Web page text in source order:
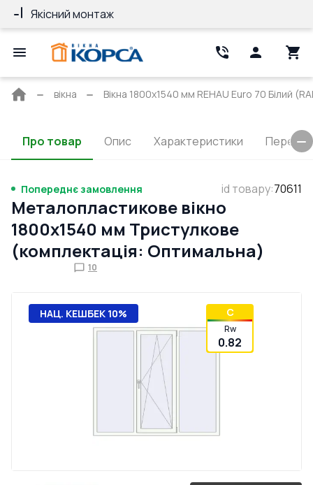
Якісний монтаж
Головна
вікна Вікна 1800x1540 мм REHAU Euro 70 Білий
Про товар Опис Характеристики
Попереднє замовлення id товару:70611
Металопластикове вікно
1800x1540 мм Тристулкове
(комплектація: Оптимальна)
10
НАЦ. КЕШБЕК 10% C
Rw
0.82